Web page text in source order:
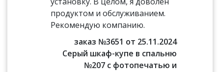
продуктом и обслуживанием.
Рекомендую компанию.
заказ №3651 от 25.11.2024
Серый шкаф-купе в спальню
№207 с фотопечатью и